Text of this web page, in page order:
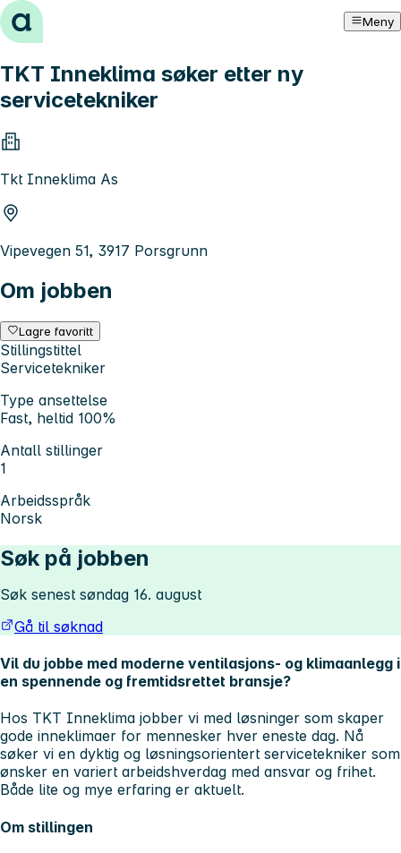
Hopp til innhold Meny
TKT Inneklima søker etter ny
servicetekniker
Tkt Inneklima As
Vipevegen 51, 3917 Porsgrunn
Om jobben
Lagre favoritt
Stillingstittel
Servicetekniker
Type ansettelse
Fast, heltid 100%
Antall stillinger
1
Arbeidsspråk
Norsk
Søk på jobben
Søk senest søndag 16. august
Gå til søknad
Vil du jobbe med moderne ventilasjons- og klimaanlegg i
en spennende og fremtidsrettet bransje?
Hos TKT Inneklima jobber vi med løsninger som skaper
gode inneklimaer for mennesker hver eneste dag. Nå
søker vi en dyktig og løsningsorientert servicetekniker som
ønsker en variert arbeidshverdag med ansvar og frihet.
Både lite og mye erfaring er aktuelt.
Om stillingen